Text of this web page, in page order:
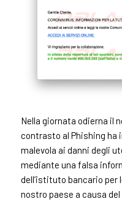
Nella giornata odierna il
contrasto al Phishing ha
malevola ai danni degli
mediante una falsa
dell’istituto bancario per
nostro paese a causa del